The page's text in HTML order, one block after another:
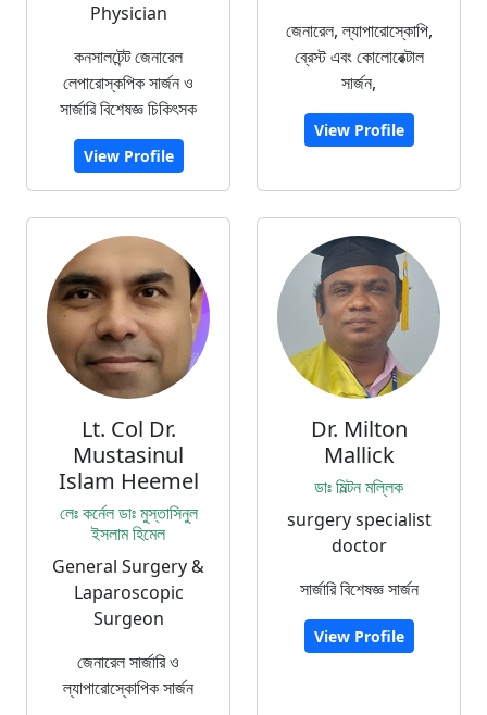
Physician
কনসালটেন্ট জেনারেল
লেপারোস্কপিক সার্জন ও
সার্জারি বিশেষজ্ঞ চিকিৎসক
View Profile
জেনারেল, ল্যাপারোস্কোপি,
ব্রেস্ট এবং কোলোরেক্টাল
সার্জন,
View Profile
Lt. Col Dr.
Mustasinul
Islam Heemel
লেঃ কর্নেল ডাঃ মুস্তাসিনুল
ইসলাম হিমেল
General Surgery &
Laparoscopic
Surgeon
জেনারেল সার্জারি ও
ল্যাপারোস্কোপিক সার্জন
Dr. Milton
Mallick
ডাঃ মিল্টন মল্লিক
surgery specialist
doctor
সার্জারি বিশেষজ্ঞ সার্জন
View Profile